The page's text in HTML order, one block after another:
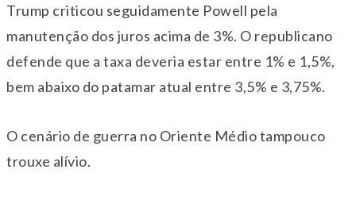
Trump criticou seguidamente Powell pela
manutenção dos juros acima de 3%. O republicano
defende que a taxa deveria estar entre 1% e 1,5%,
bem abaixo do patamar atual entre 3,5% e 3,75%.
O cenário de guerra no Oriente Médio tampouco
trouxe alívio.